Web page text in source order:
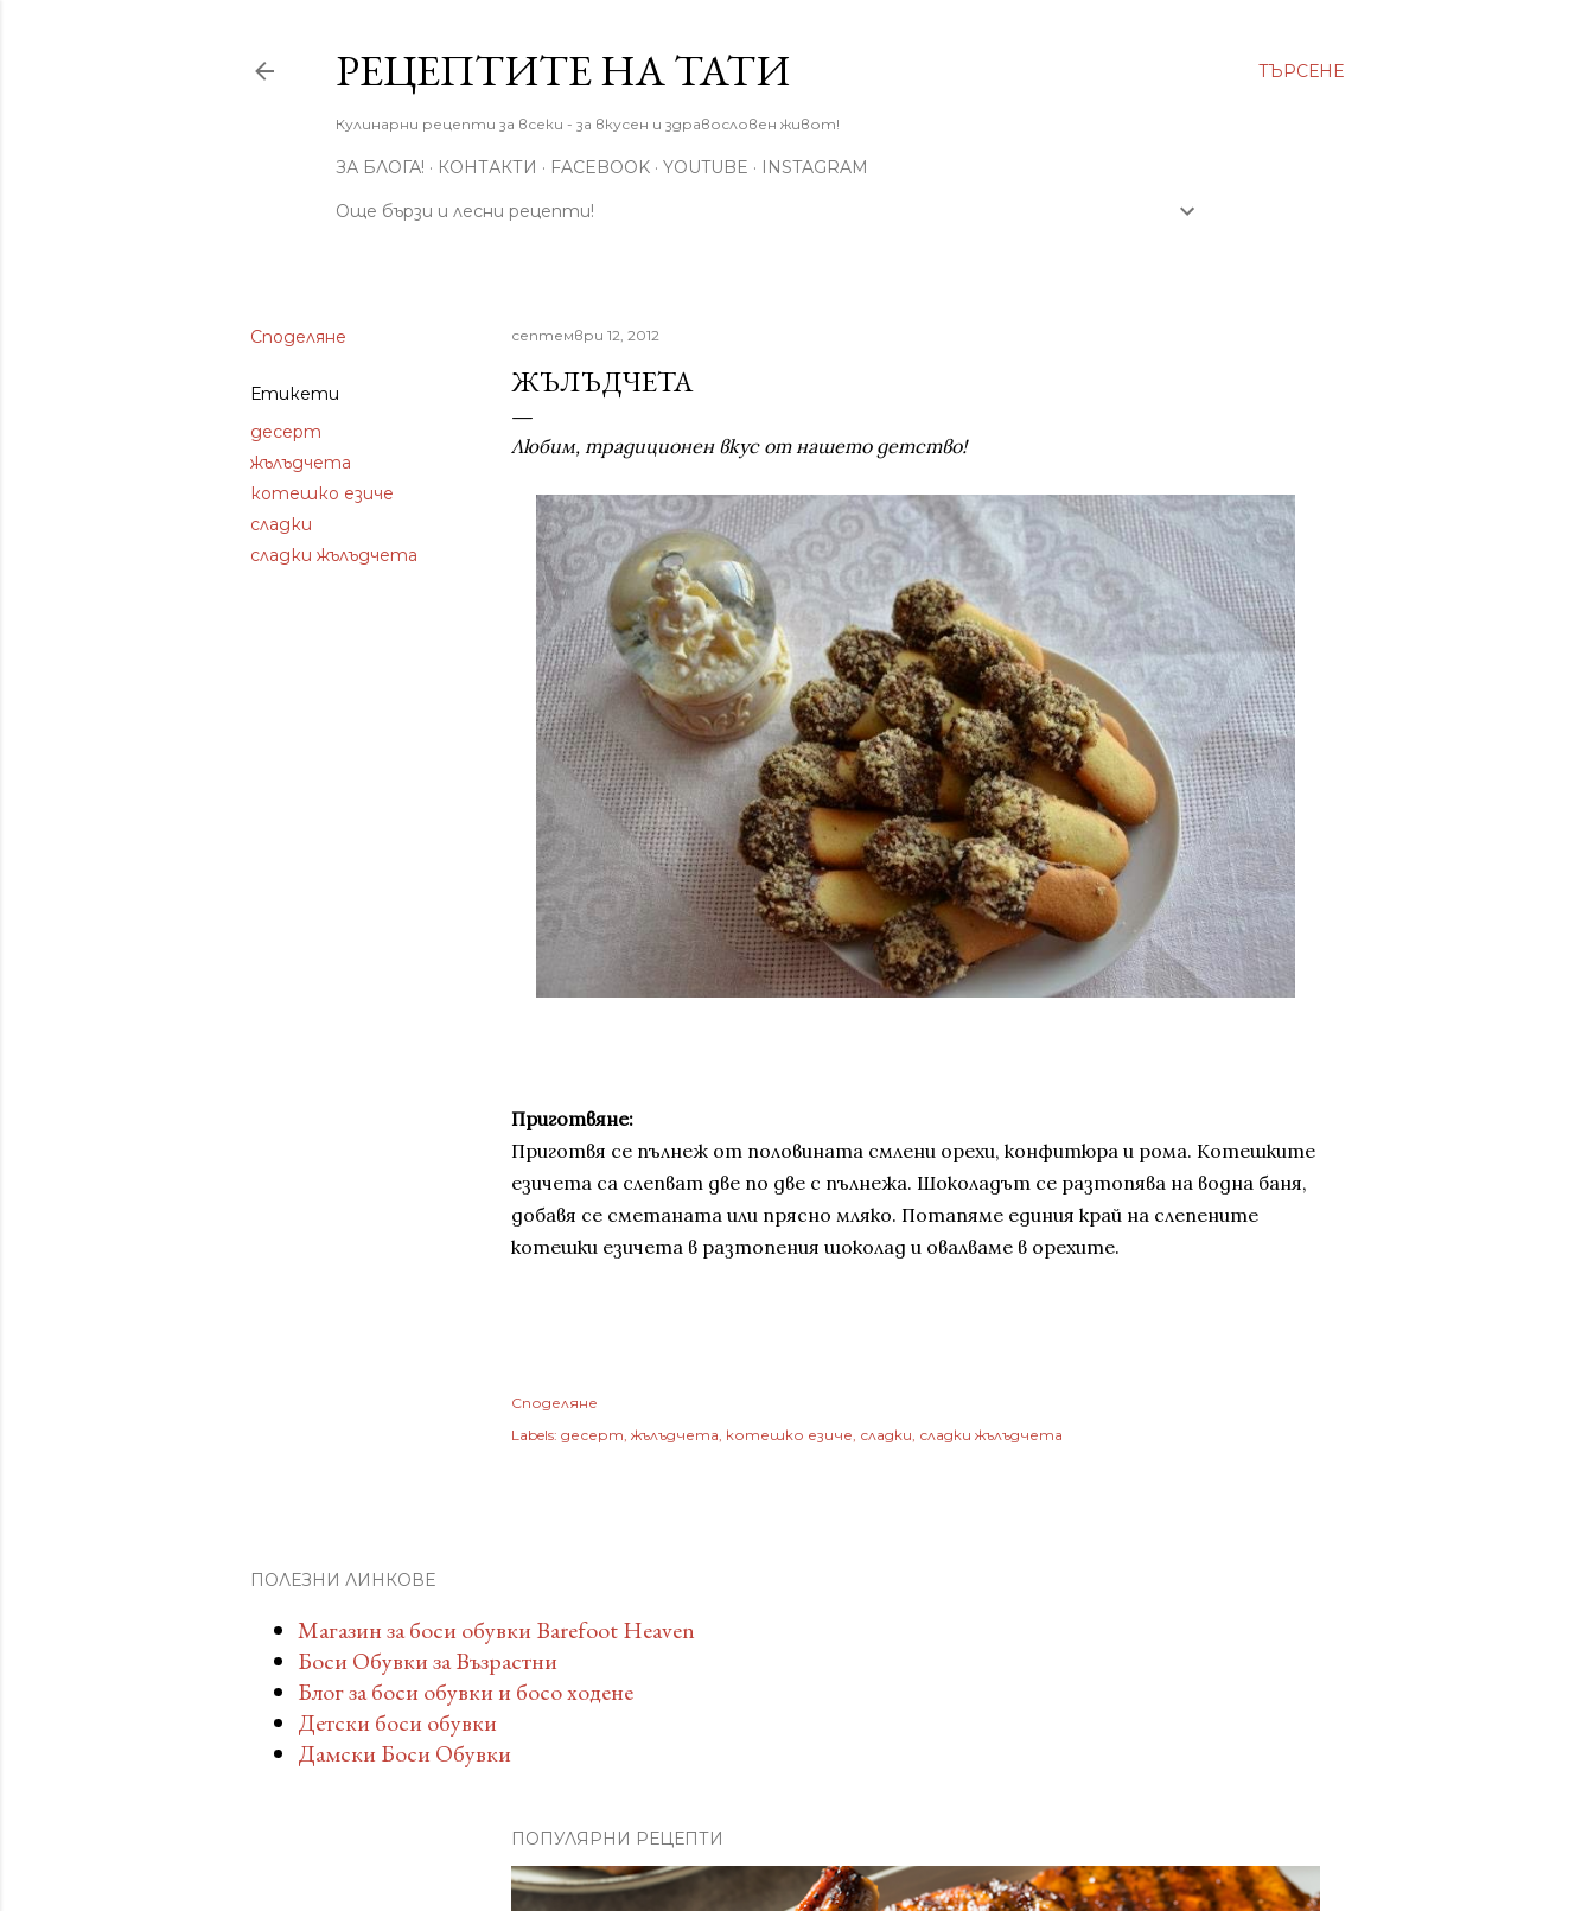
ТЪРСЕНЕ
РЕЦЕПТИТЕ НА ТАТИ
Кулинарни рецепти за всеки - за вкусен и здравословен живот!
ЗА БЛОГА! КОНТАКТИ FACEBOOK YOUTUBE INSTAGRAM
Още бързи и лесни рецепти!
Споделяне
Етикети
десерт
жълъдчета
котешко езиче
сладки
сладки жълъдчета
септември 12, 2012
ЖЪЛЪДЧЕТА
Любим, традиционен вкус от нашето детство!
Приготвяне:
Приготвя се пълнеж от половината смлени орехи, конфитюра и рома. Котешките
езичета са слепват две по две с пълнежа. Шоколадът се разтопява на водна баня,
добавя се сметаната или прясно мляко. Потапяме единия край на слепените
котешки езичета в разтопения шоколад и овалваме в орехите.
Споделяне
Labels: десерт жълъдчета котешко езиче сладки сладки жълъдчета
ПОЛЕЗНИ ЛИНКОВЕ
Магазин за боси обувки Barefoot Heaven
Боси Обувки за Възрастни
Блог за боси обувки и босо ходене
Детски боси обувки
Дамски Боси Обувки
ПОПУЛЯРНИ РЕЦЕПТИ